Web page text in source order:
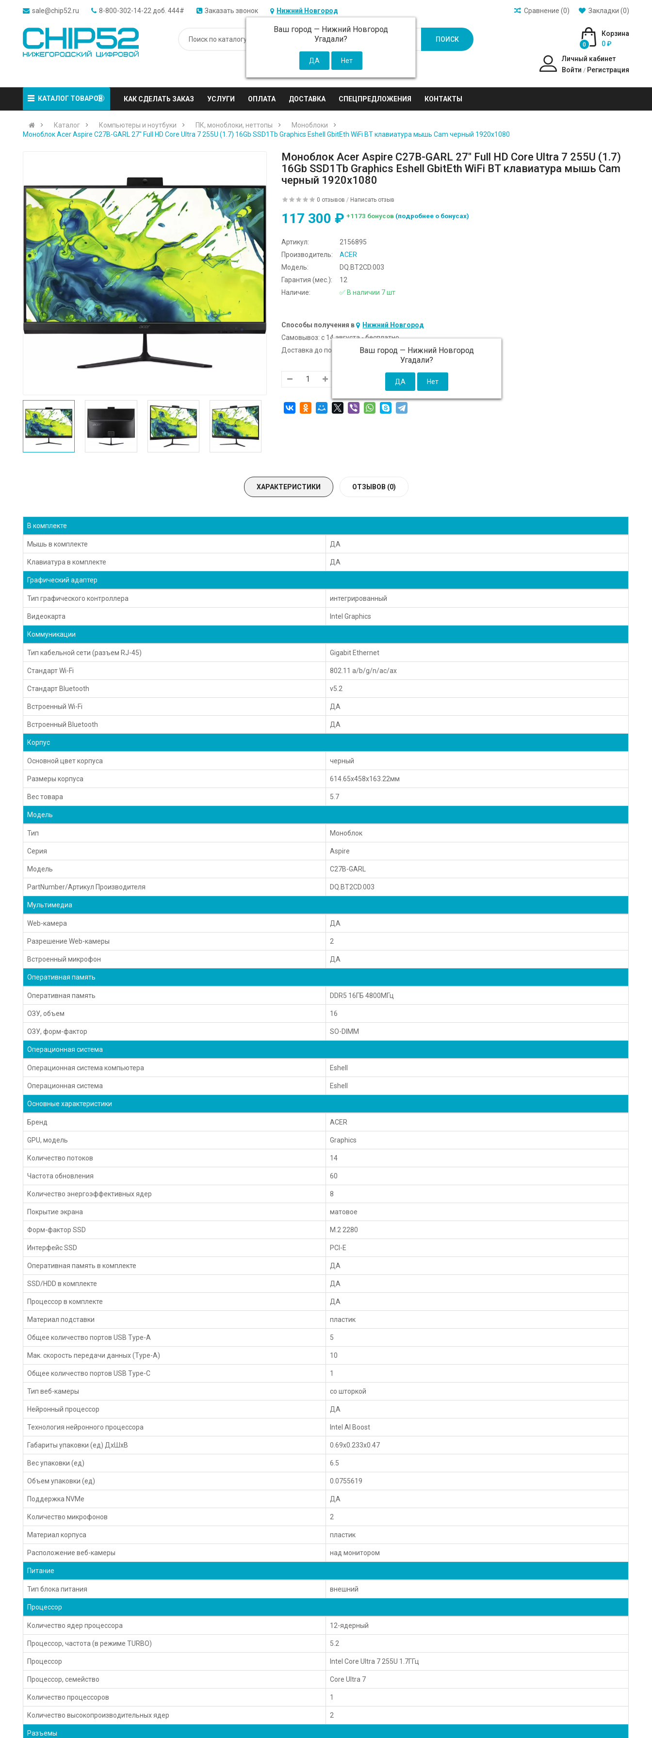
sale@chip52.ru 8-800-302-14-22 доб. 444# Заказать звонок Нижний Новгород
Ваш город — Нижний Новгород
Угадали?
Закладки (0)
Сравнение (0)
ПОИСК
Корзина
0
0 ₽
Личный кабинет
Войти / Регистрация
КАТАЛОГ ТОВАРОВ КАК СДЕЛАТЬ ЗАКАЗ УСЛУГИ ОПЛАТА ДОСТАВКА СПЕЦПРЕДЛОЖЕНИЯ КОНТАКТЫ
Каталог Компьютеры и ноутбуки ПК, моноблоки, неттопы
Моноблоки
Моноблок Acer Aspire C27B-GARL 27" Full HD Core Ultra 7 255U (1.7) 16Gb SSD1Tb Graphics Eshell GbitEth WiFi BT клавиатура мышь Cam черный 1920x1080
Моноблок Acer Aspire C27B-GARL 27" Full HD Core Ultra 7 255U (1.7)
16Gb SSD1Tb Graphics Eshell GbitEth WiFi BT клавиатура мышь Cam
черный 1920x1080
0 отзывов / Написать отзыв
117 300 ₽ +1173 бонусов (подробнее о бонусах)
Артикул:
2156895
Производитель:
ACER
Модель:
DQ.BT2CD.003
Гарантия (мес.):
12
Наличие:
✅ В наличии 7 шт
Способы получения в Нижний Новгород
Ваш город — Нижний Новгород
Угадали?
Самовывоз: c 14 августа - бесплатно
Доставка до подъезда:
c 14 августа - 300 ₽ (от 5 000 ₽ бесплатно)
ХАРАКТЕРИСТИКИ ОТЗЫВОВ (0)
В комплекте
Мышь в комплекте ДА
Клавиатура в комплекте ДА
Графический адаптер
Тип графического контроллера интегрированный
Видеокарта Intel Graphics
Коммуникации
Тип кабельной сети (разъем RJ-45) Gigabit Ethernet
Стандарт Wi-Fi 802.11 a/b/g/n/ac/ax
Стандарт Bluetooth v5.2
Встроенный Wi-Fi ДА
Встроенный Bluetooth ДА
Корпус
Основной цвет корпуса черный
Размеры корпуса 614.65x458x163.22мм
Вес товара 5.7
Модель
Тип Моноблок
Серия Aspire
Модель C27B-GARL
PartNumber/Артикул Производителя DQ.BT2CD.003
Мультимедиа
Web-камера ДА
Разрешение Web-камеры 2
Встроенный микрофон ДА
Оперативная память
Оперативная память DDR5 16ГБ 4800МГц
ОЗУ, объем 16
ОЗУ, форм-фактор SO-DIMM
Операционная система
Операционная система компьютера Eshell
Операционная система Eshell
Основные характеристики
Бренд ACER
GPU, модель Graphics
Количество потоков 14
Частота обновления 60
Количество энергоэффективных ядер 8
Покрытие экрана матовое
Форм-фактор SSD M.2 2280
Интерфейс SSD PCI-E
Оперативная память в комплекте ДА
SSD/HDD в комплекте ДА
Процессор в комплекте ДА
Материал подставки пластик
Общее количество портов USB Type-A 5
Мак. скорость передачи данных (Type-A) 10
Общее количество портов USB Type-С 1
Тип веб-камеры со шторкой
Нейронный процессор ДА
Технология нейронного процессора Intel AI Boost
Габариты упаковки (ед) ДхШхВ 0.69x0.233x0.47
Вес упаковки (ед) 6.5
Объем упаковки (ед) 0.0755619
Поддержка NVMe ДА
Количество микрофонов 2
Материал корпуса пластик
Расположение веб-камеры над монитором
Питание
Тип блока питания внешний
Процессор
Количество ядер процессора 12-ядерный
Процессор, частота (в режиме TURBO) 5.2
Процессор Intel Core Ultra 7 255U 1.7ГГц
Процессор, семейство Core Ultra 7
Количество процессоров 1
Количество высокопроизводительных ядер 2
Разъемы